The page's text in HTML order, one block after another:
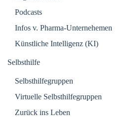
Podcasts
Infos v. Pharma-Unternehemen
Künstliche Intelligenz (KI)
Selbsthilfe
Selbsthilfegruppen
Virtuelle Selbsthilfegruppen
Zurück ins Leben